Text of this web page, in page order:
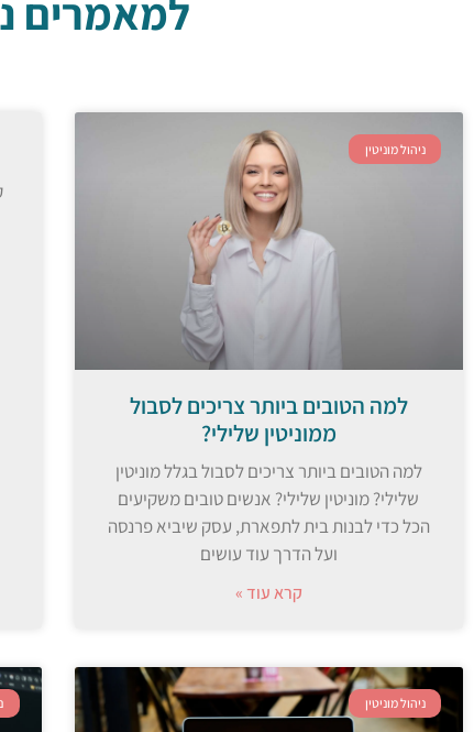
למאמרים
ניהול מוניטין
למה הטובים ביותר צריכים לסבול
ממוניטין שלילי?
למה הטובים ביותר צריכים לסבול בגלל מוניטין
שלילי? מוניטין שלילי? אנשים טובים משקיעים
הכל כדי לבנות בית לתפארת, עסק שיביא פרנסה
ועל הדרך עוד עושים
קרא עוד »
ניהול מוניטין